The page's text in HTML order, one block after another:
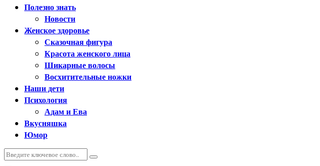
Полезно знать
Новости
Женское здоровье
Сказочная фигура
Красота женского лица
Шикарные волосы
Восхитительные ножки
Наши дети
Психология
Адам и Ева
Вкусняшка
Юмор
Искать:
Поиск